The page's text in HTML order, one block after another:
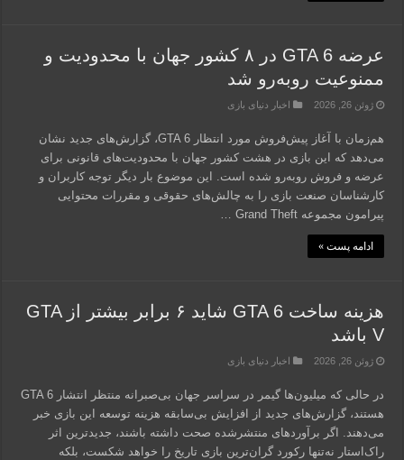
عرضه GTA 6 در ۸ کشور جهان با محدودیت و
ممنوعیت روبه‌رو شد
ژوئن 26, 2026 اخبار دنیای بازی
هم‌زمان با آغاز پیش‌فروش مورد انتظار GTA 6، گزارش‌های جدید نشان
می‌دهد که این بازی در هشت کشور جهان با محدودیت‌های قانونی برای
عرضه و فروش روبه‌رو شده است. این موضوع بار دیگر توجه کاربران و
کارشناسان صنعت بازی را به چالش‌های حقوقی و مقررات محتوایی
پیرامون مجموعه Grand Theft …
ادامه پست »
هزینه ساخت GTA 6 شاید ۶ برابر بیشتر از GTA
V باشد
ژوئن 26, 2026 اخبار دنیای بازی
در حالی که میلیون‌ها گیمر در سراسر جهان بی‌صبرانه منتظر انتشار GTA 6
هستند، گزارش‌های جدید از افزایش بی‌سابقه هزینه توسعه این بازی خبر
می‌دهند. اگر برآوردهای منتشرشده صحت داشته باشند، جدیدترین اثر
راک‌استار نه‌تنها رکورد گران‌ترین بازی تاریخ را خواهد شکست، بلکه